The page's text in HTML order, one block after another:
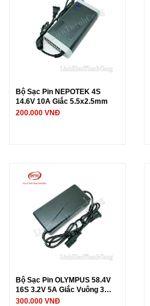
Bộ Sạc Pin NEPOTEK 4S
14.6V 10A Giắc 5.5x2.5mm
200.000 VNĐ
Bộ Sạc Pin OLYMPUS 58.4V
16S 3.2V 5A Giắc Vuông 3
Chấu
300.000 VNĐ